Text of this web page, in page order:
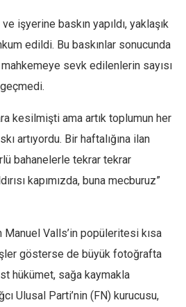
işyerine baskın yapıldı, yaklaşık
edildi. Bu baskınlar sonucunda
mahkemeye sevk edilenlerin sayısı
kesilmişti ama artık toplumun her
artıyordu. Bir haftalığına ilan
bahanelerle tekrar tekrar
kapımızda, buna mecburuz”
Manuel Valls’in popüleritesi kısa
gösterse de büyük fotoğrafta
hükümet, sağa kaymakla
Ulusal Parti’nin (FN) kurucusu,